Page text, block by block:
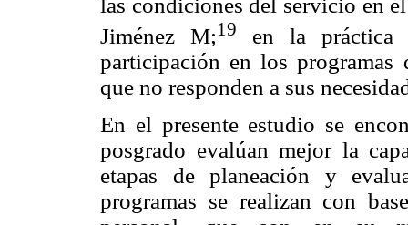
las condiciones del servicio en
Jiménez M;19
en la práctica
participación en los programas
que no responden a sus
En el presente estudio se
posgrado evalúan mejor la
etapas de planeación y
programas se realizan con